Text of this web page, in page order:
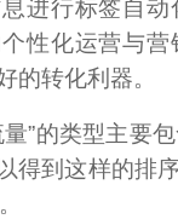
进行标签自动
性化运营与营
的转化利器。
量”的类型主要
得到这样的排